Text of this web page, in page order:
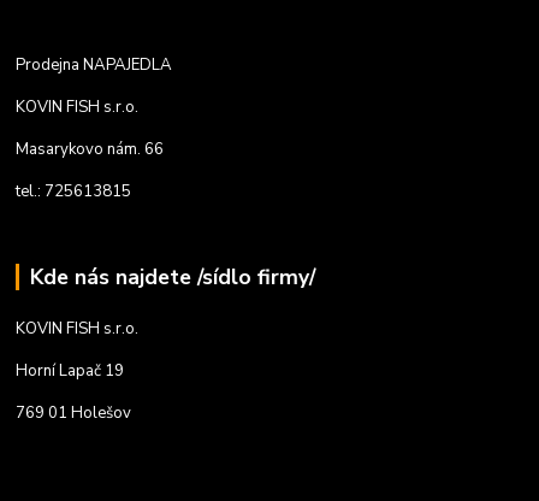
Prodejna NAPAJEDLA
KOVIN FISH s.r.o.
Masarykovo nám. 66
tel.: 725613815
Kde nás najdete /sídlo firmy/
KOVIN FISH s.r.o.
Horní Lapač 19
769 01 Holešov